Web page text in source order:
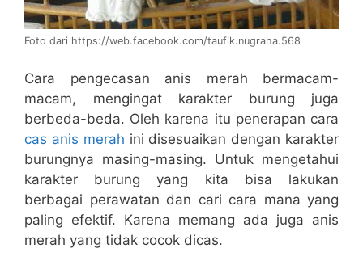
Foto dari https://web.facebook.com/taufik.nugraha.568
Cara pengecasan anis merah bermacam-
macam, mengingat karakter burung juga
berbeda-beda. Oleh karena itu penerapan cara
cas anis merah ini disesuaikan dengan karakter
burungnya masing-masing. Untuk mengetahui
karakter burung yang kita bisa lakukan
berbagai perawatan dan cari cara mana yang
paling efektif. Karena memang ada juga anis
merah yang tidak cocok dicas.